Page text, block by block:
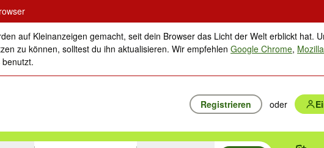
auf Kleinanzeigen gemacht, seit dein Browser das Licht der Welt erblickt hat.
zu können, solltest du ihn aktualisieren. Wir empfehlenGoogle Chrome,
Registrieren oder